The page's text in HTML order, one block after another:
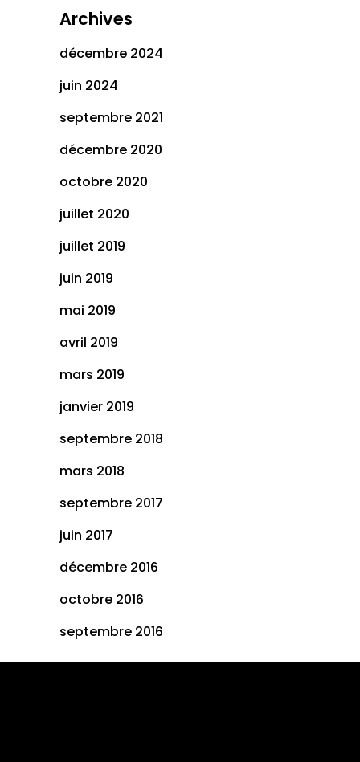
Archives
décembre 2024
juin 2024
septembre 2021
décembre 2020
octobre 2020
juillet 2020
juillet 2019
juin 2019
mai 2019
avril 2019
mars 2019
janvier 2019
septembre 2018
mars 2018
septembre 2017
juin 2017
décembre 2016
octobre 2016
septembre 2016